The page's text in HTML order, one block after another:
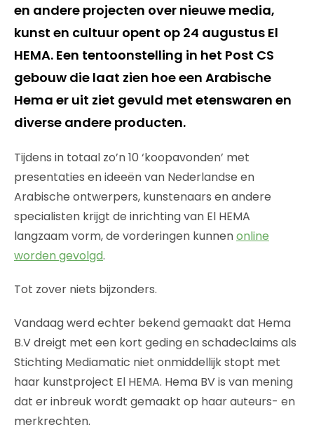
en andere projecten over nieuwe media,
kunst en cultuur opent op 24 augustus El
HEMA. Een tentoonstelling in het Post CS
gebouw die laat zien hoe een Arabische
Hema er uit ziet gevuld met etenswaren en
diverse andere producten.
Tijdens in totaal zo’n 10 ‘koopavonden’ met
presentaties en ideeën van Nederlandse en
Arabische ontwerpers, kunstenaars en andere
specialisten krijgt de inrichting van El HEMA
langzaam vorm, de vorderingen kunnenonline
worden gevolgd.
Tot zover niets bijzonders.
Vandaag werd echter bekend gemaakt dat Hema
B.V dreigt met een kort geding en schadeclaims als
Stichting Mediamatic niet onmiddellijk stopt met
haar kunstproject El HEMA. Hema BV is van mening
dat er inbreuk wordt gemaakt op haar auteurs- en
merkrechten.